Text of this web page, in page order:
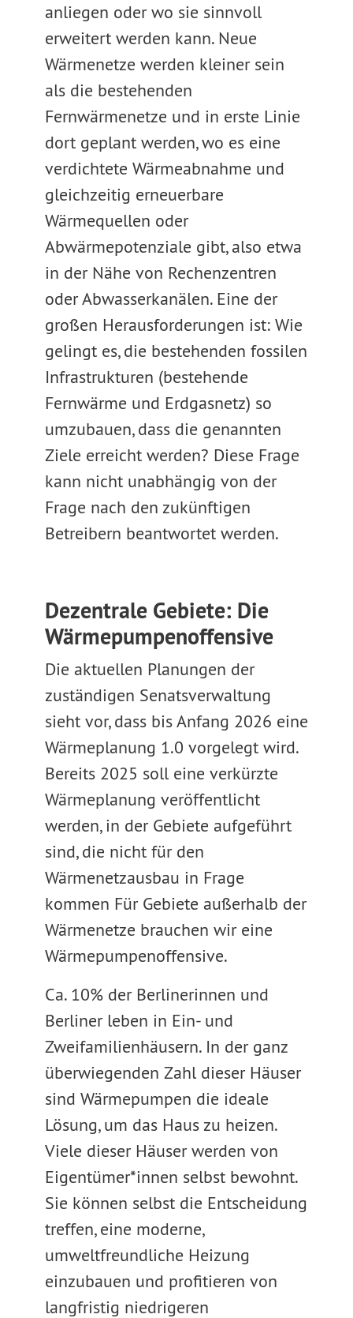
anliegen oder wo sie sinnvoll
erweitert werden kann. Neue
Wärmenetze werden kleiner sein
als die bestehenden
Fernwärmenetze und in erste Linie
dort geplant werden, wo es eine
verdichtete Wärmeabnahme und
gleichzeitig erneuerbare
Wärmequellen oder
Abwärmepotenziale gibt, also etwa
in der Nähe von Rechenzentren
oder Abwasserkanälen. Eine der
großen Herausforderungen ist: Wie
gelingt es, die bestehenden fossilen
Infrastrukturen (bestehende
Fernwärme und Erdgasnetz) so
umzubauen, dass die genannten
Ziele erreicht werden? Diese Frage
kann nicht unabhängig von der
Frage nach den zukünftigen
Betreibern beantwortet werden.
Dezentrale Gebiete: Die
Wärmepumpenoffensive
Die aktuellen Planungen der
zuständigen Senatsverwaltung
sieht vor, dass bis Anfang 2026 eine
Wärmeplanung 1.0 vorgelegt wird.
Bereits 2025 soll eine verkürzte
Wärmeplanung veröffentlicht
werden, in der Gebiete aufgeführt
sind, die nicht für den
Wärmenetzausbau in Frage
kommen Für Gebiete außerhalb der
Wärmenetze brauchen wir eine
Wärmepumpenoffensive.
Ca. 10% der Berlinerinnen und
Berliner leben in Ein- und
Zweifamilienhäusern. In der ganz
überwiegenden Zahl dieser Häuser
sind Wärmepumpen die ideale
Lösung, um das Haus zu heizen.
Viele dieser Häuser werden von
Eigentümer*innen selbst bewohnt.
Sie können selbst die Entscheidung
treffen, eine moderne,
umweltfreundliche Heizung
einzubauen und profitieren von
langfristig niedrigeren